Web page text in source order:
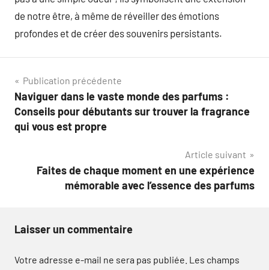
de notre être, à même de réveiller des émotions
profondes et de créer des souvenirs persistants.
Navigation
de
l’article
Publication précédente
Naviguer dans le vaste monde des parfums :
Conseils pour débutants sur trouver la fragrance
qui vous est propre
Article suivant
Faites de chaque moment en une expérience
mémorable avec l’essence des parfums
Laisser un commentaire
Votre adresse e-mail ne sera pas publiée. Les champs